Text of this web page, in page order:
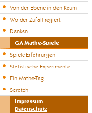
Von der Ebene in den Raum
Wo der Zufall regiert
Denken
GA Mathe-Spiele
Spiele-Erfahrungen
Statistische Experimente
Ein Mathe-Tag
Scratch
Impressum
Datenschutz